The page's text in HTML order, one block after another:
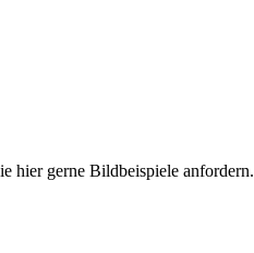
hier gerne Bildbeispiele anfordern.